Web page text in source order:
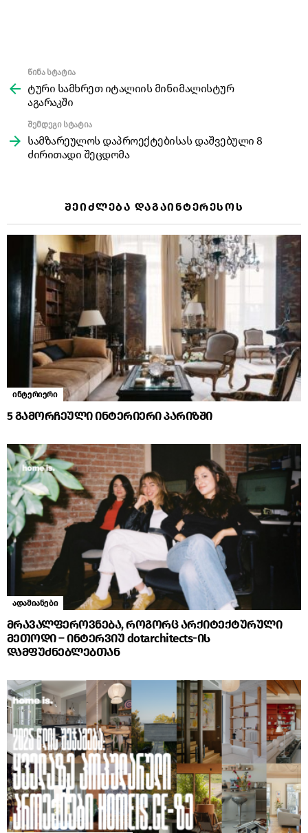
more
წინა სტატია
ტური სამხრეთ იტალიის მინიმალისტურ
აგარაკში
შემდეგი სტატია
სამზარეულოს დაპროექტებისას დაშვებული 8
ძირითადი შეცდომა
ᲨᲔᲘᲫᲚᲔᲑᲐ ᲓᲐᲒᲐᲘᲜᲢᲔᲠᲔᲡᲝᲡ
ინტერიერი
5 გამორჩეული ინტერიერი პარიზში
ადამიანები
მრავალფეროვნება, როგორც არქიტექტურული
მეთოდი – ინტერვიუ dotarchitects-ის
დამფუძნებლებთან